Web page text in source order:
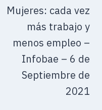
Mujeres: cada vez
más trabajo y
menos empleo –
Infobae – 6 de
Septiembre de
2021